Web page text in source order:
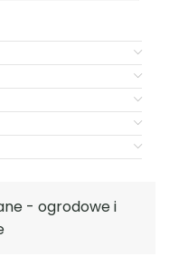
- ogrodowe i